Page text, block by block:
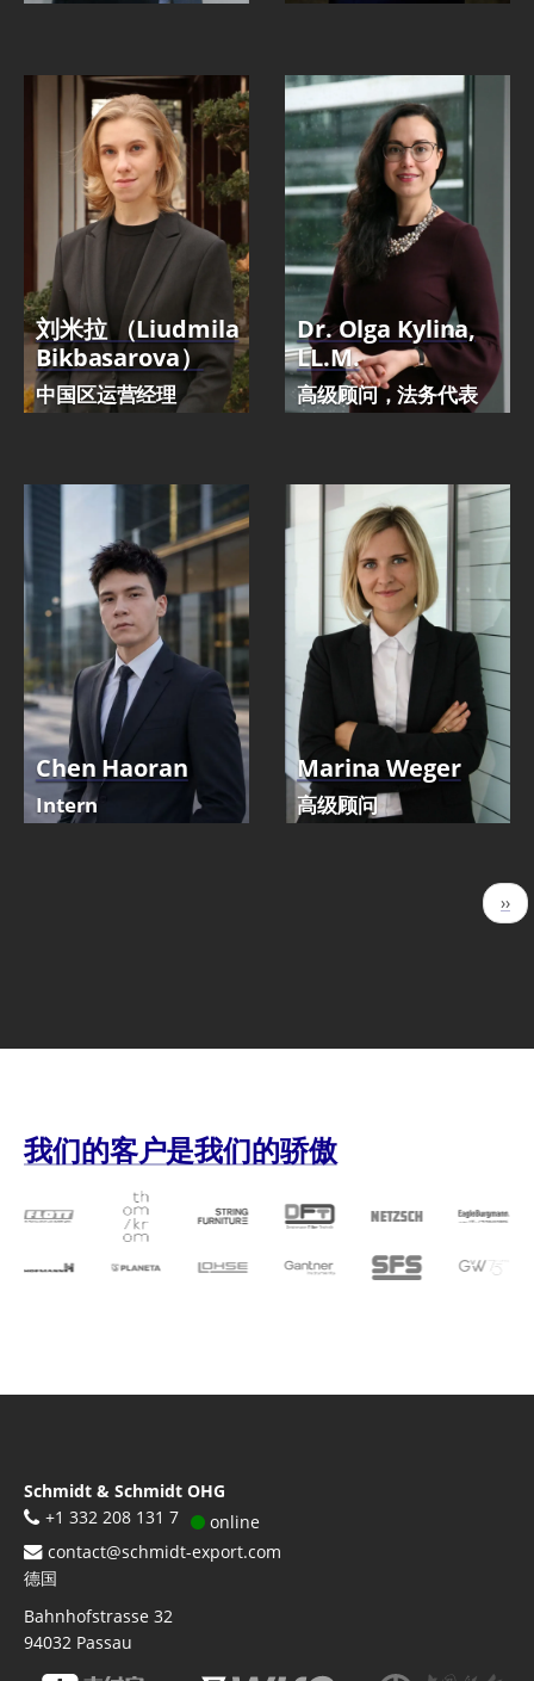
刘米拉 （Liudmila
Bikbasarova）
中国区运营经理
Dr. Olga Kylina,
LL.M.
高级顾问，法务代表
Chen Haoran
Intern
Marina Weger
高级顾问
下
一
››
我们的客户是我们的骄傲
Schmidt & Schmidt OHG
+1 332 208 131 7
online
contact@schmidt-export.com
德国
Bahnhofstrasse 32
94032 Passau